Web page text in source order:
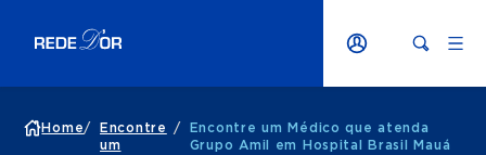
Home/
Encontre
um
/
Encontre um Médico que atenda
Grupo Amil em Hospital Brasil Mauá